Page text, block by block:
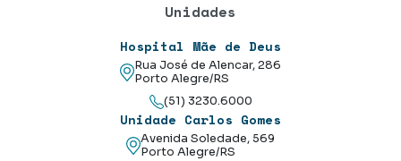
Unidades
Hospital Mãe de Deus
Rua José de Alencar, 286
Porto Alegre/RS
(51) 3230.6000
Unidade Carlos Gomes
Avenida Soledade, 569
Porto Alegre/RS